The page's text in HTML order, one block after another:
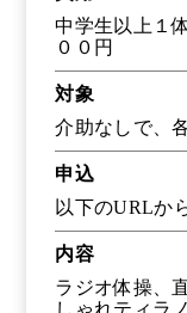
中学生以上１
００円
対象
介助なしで、
申込
以下のURLか
内容
ラジオ体操、
しゃれティラ